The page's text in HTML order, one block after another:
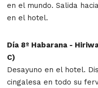
en el mundo. Salida
en el hotel.
Día 8º Habarana -
C)
Desayuno en el hotel.
cingalesa en todo su